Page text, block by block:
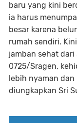
baru yang kini
ia harus
besar karena
rumah sendiri.
jamban sehat dari
0725/Sragen,
lebih nyaman dan
diungkapkan Sri